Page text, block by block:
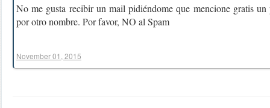
No me gusta recibir un mail pidiéndome que mencione gratis
por otro nombre. Por favor, NO al Spam
November 01, 2015